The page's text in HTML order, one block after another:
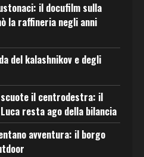
il docufilm sulla
la raffineria negli anni
del kalashnikov e degli
il centrodestra: il
resta ago della bilancia
avventura: il borgo